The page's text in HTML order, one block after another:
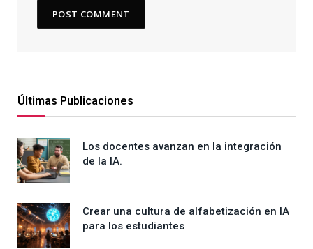
Últimas Publicaciones
Los docentes avanzan en la integración
de la IA.
Crear una cultura de alfabetización en IA
para los estudiantes